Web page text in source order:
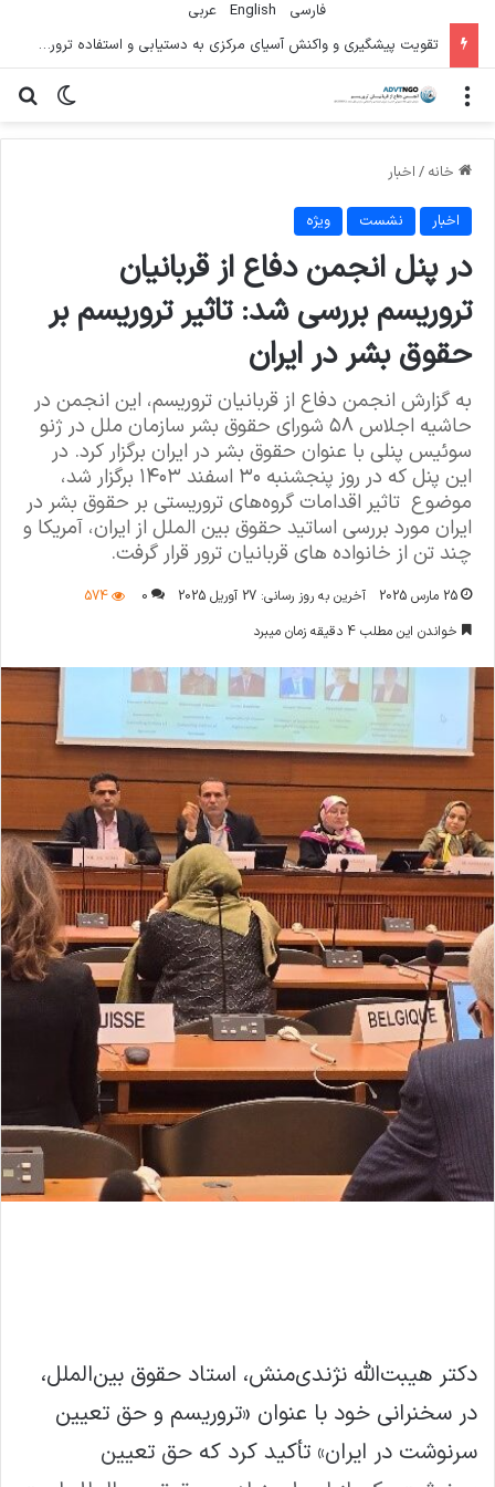
فارسی English
عربي
تقویت پیشگیری و واکنش آسیای مرکزی به دستیابی و استفاده تروریستی از سلاح
تغییر منو
خانه / اخبار
اخبار نشست ویژه
در پنل انجمن دفاع از قربانیان
تروریسم بررسی شد: تاثیر تروریسم بر
حقوق بشر در ایران
به گزارش انجمن دفاع از قربانیان تروریسم، این انجمن در
حاشیه اجلاس ۵۸ شورای حقوق بشر سازمان ملل در ژنو
سوئیس پنلی با عنوان حقوق بشر در ایران برگزار کرد. در
این پنل که در روز پنجشنبه ۳۰ اسفند ۱۴۰۳ برگزار شد،
موضوع تاثیر اقدامات گروه‌های تروریستی بر حقوق بشر در
ایران مورد بررسی اساتید حقوق بین الملل از ایران، آمریکا و
چند تن از خانواده های قربانیان ترور قرار گرفت.
25 مارس 2025 آخرین به روز رسانی: 27 آوریل 2025 0
574
خواندن این مطلب 4 دقیقه زمان میبرد
دکتر هیبت‌الله نژندی‌منش، استاد حقوق بین‌الملل،
در سخنرانی خود با عنوان «تروریسم و حق تعیین
سرنوشت در ایران» تأکید کرد که حق تعیین